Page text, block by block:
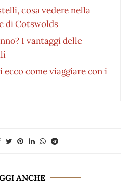
cosa vedere nella
di Cotswolds
I vantaggi delle
come viaggiare con i
ANCHE